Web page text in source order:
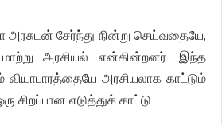
சேர்ந்து நின்று செய்வதையே,
அரசியல் என்கின்றனர். இந்த
வியாபாரத்தையே அரசியலாக காட்டும்
சிறப்பான எடுத்துக் காட்டு.